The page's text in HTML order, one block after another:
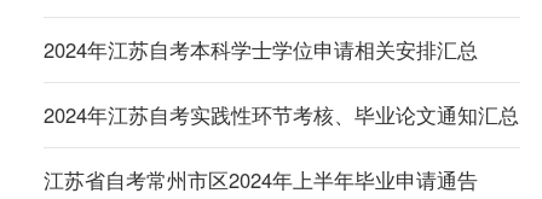
2024年江苏自考本科学士学位申请相关安排汇总
2024年江苏自考实践性环节考核、毕业论文通知汇总
江苏省自考常州市区2024年上半年毕业申请通告